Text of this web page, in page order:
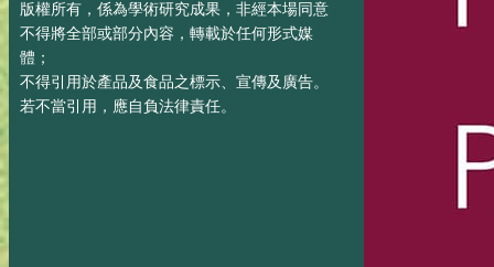
版權所有，係為學術研究成果，非經本場同意
不得將全部或部分內容，轉載於任何形式媒
體；
不得引用於產品及食品之標示、宣傳及廣告。
若不當引用，應自負法律責任。